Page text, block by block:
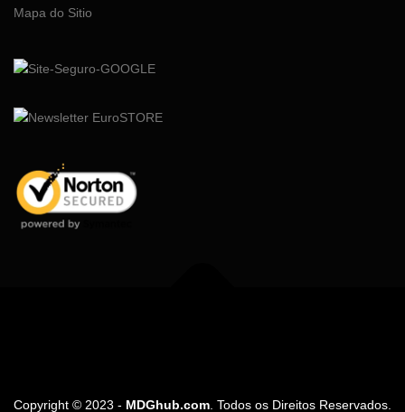
Mapa do Sitio
Copyright © 2023 - MDGhub.com . Todos os Direitos Reservados.